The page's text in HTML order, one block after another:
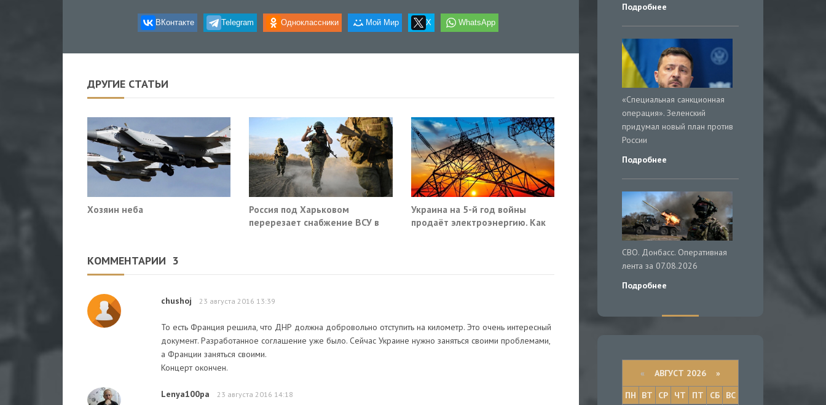
ВКонтакте Telegram Одноклассники Мой Мир X WhatsApp
ДРУГИЕ СТАТЬИ
Хозяин неба
Россия под Харьковом
перерезает снабжение ВСУ в
Украина на 5-й год войны
продаёт электроэнергию. Как
КОММЕНТАРИИ 3
chushoj 23 августа 2016 13:39
То есть Франция решила, что ДНР должна добровольно отступить на километр. Это очень интересный
документ. Разработанное соглашение уже было. Сейчас Украине нужно заняться своими проблемами,
а Франции заняться своими.
Концерт окончен.
Lenya100pa 23 августа 2016 14:18
Подробнее
«Специальная санкционная
операция». Зеленский
придумал новый план против
России
Подробнее
СВО. Донбасс. Оперативная
лента за 07.08.2026
Подробнее
« АВГУСТ 2026 »
ПН
ВТ СР ЧТ ПТ СБ
ВС